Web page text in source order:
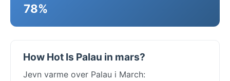
78%
How Hot Is Palau in mars?
Jevn varme over Palau i March: